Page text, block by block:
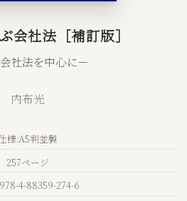
会社法［補訂版］
社法を中心に－
内布光
様:A5判並製
257ページ
4-88359-274-6